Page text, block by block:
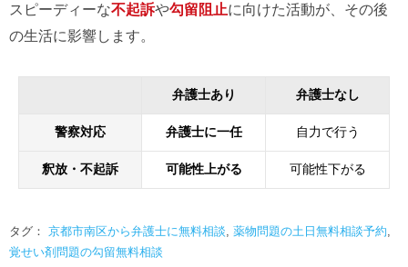
スピーディーな不起訴や勾留阻止に向けた活動が、その後
の生活に影響します。
弁護士あり 弁護士なし
警察対応 弁護士に一任 自力で行う
釈放・不起訴 可能性上がる 可能性下がる
タグ： 京都市南区から弁護士に無料相談, 薬物問題の土日無料相談予約,
覚せい剤問題の勾留無料相談